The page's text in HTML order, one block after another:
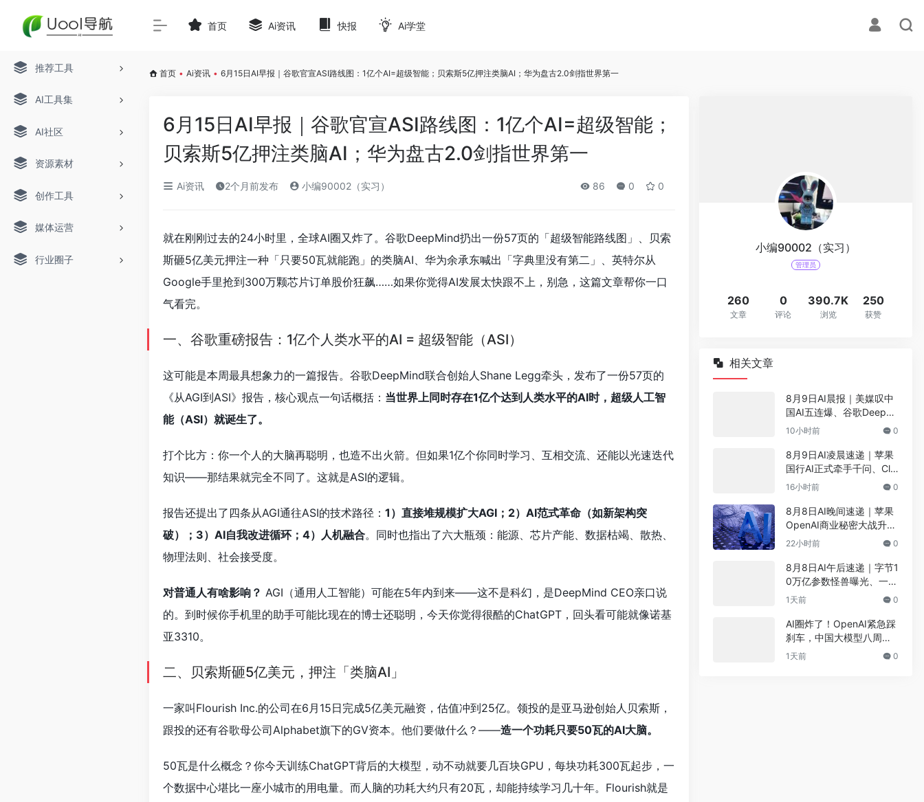
推荐工具
AI工具集
AI社区
资源素材
创作工具
媒体运营
行业圈子
首页 Ai资讯 快报 Ai学堂
首页 • Ai资讯 • 6月15日AI早报｜谷歌官宣ASI路线图：1亿个AI=超级智能；贝索斯5亿押注类脑AI；华为盘古2.0剑指世界第一
6月15日AI早报｜谷歌官宣ASI路线图：1亿个AI=超级智能；
贝索斯5亿押注类脑AI；华为盘古2.0剑指世界第一
Ai资讯 2个月前发布 小编90002（实习） 86 0 0
就在刚刚过去的24小时里，全球AI圈又炸了。谷歌DeepMind扔出一份57页的「超级智能路线图」、贝索
斯砸5亿美元押注一种「只要50瓦就能跑」的类脑AI、华为余承东喊出「字典里没有第二」、英特尔从
Google手里抢到300万颗芯片订单股价狂飙……如果你觉得AI发展太快跟不上，别急，这篇文章帮你一口
气看完。
一、谷歌重磅报告：1亿个人类水平的AI = 超级智能（ASI）
这可能是本周最具想象力的一篇报告。谷歌DeepMind联合创始人Shane Legg牵头，发布了一份57页的
《从AGI到ASI》报告，核心观点一句话概括： 当世界上同时存在1亿个达到人类水平的AI时，超级人工智
能（ASI）就诞生了。
打个比方：你一个人的大脑再聪明，也造不出火箭。但如果1亿个你同时学习、互相交流、还能以光速迭代
知识——那结果就完全不同了。这就是ASI的逻辑。
报告还提出了四条从AGI通往ASI的技术路径： 1）直接堆规模扩大AGI；2）AI范式革命（如新架构突
破）；3）AI自我改进循环；4）人机融合。同时也指出了六大瓶颈：能源、芯片产能、数据枯竭、散热、
物理法则、社会接受度。
对普通人有啥影响？ AGI（通用人工智能）可能在5年内到来——这不是科幻，是DeepMind CEO亲口说
的。到时候你手机里的助手可能比现在的博士还聪明，今天你觉得很酷的ChatGPT，回头看可能就像诺基
亚3310。
二、贝索斯砸5亿美元，押注「类脑AI」
一家叫Flourish Inc.的公司在6月15日完成5亿美元融资，估值冲到25亿。领投的是亚马逊创始人贝索斯，
跟投的还有谷歌母公司Alphabet旗下的GV资本。他们要做什么？——造一个功耗只要50瓦的AI大脑。
50瓦是什么概念？你今天训练ChatGPT背后的大模型，动不动就要几百块GPU，每块功耗300瓦起步，一
个数据中心堪比一座小城市的用电量。而人脑的功耗大约只有20瓦，却能持续学习几十年。Flourish就是
小编90002（实习）
管理员
260
文章
0
评论
390.7K
浏览
250
获赞
相关文章
8月9日AI晨报｜美媒叹中
国AI五连爆、谷歌DeepMi
nd大地震、AI首次设计出
标准——8件大事看懂AI圈
10小时前 0
8月9日AI凌晨速递｜苹果
国行AI正式牵手千问、Cla
ude Code 8·14默认放
树IPO倒计时——8件大事
看懂AI圈
16小时前 0
8月8日AI晚间速递｜苹果
OpenAI商业秘密大战升
级、Anthropic签100亿美
67亿、微信朋友圈AI新功
能内测
22小时前 0
8月8日AI午后速递｜字节1
0万亿参数怪兽曝光、一封
邮件劫持五大AI浏览器、A
司、小米挖来字节机器人
一号位——8件大事看懂AI
圈
1天前 0
AI圈炸了！OpenAI紧急踩
刹车，中国大模型八周五
连发，视频模型也登顶了
1天前 0